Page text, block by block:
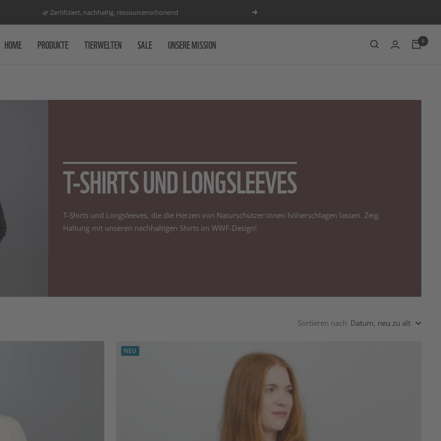
🌿 Zertifiziert, nachhaltig, ressourcenschonend Weiter
HOME PRODUKTE TIERWELTEN SALE UNSERE MISSION 0
T-SHIRTS UND LONGSLEEVES
T-Shirts und Longsleeves, die die Herzen von Naturschützer:innen höherschlagen lassen. Zeig
Haltung mit unseren nachhaltigen Shirts im WWF-Design!
Sortieren nach Datum, neu zu alt
NEU